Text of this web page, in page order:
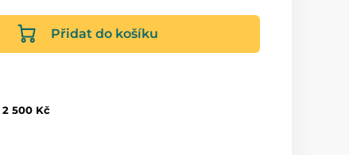
Přidat do košíku
2 500 Kč